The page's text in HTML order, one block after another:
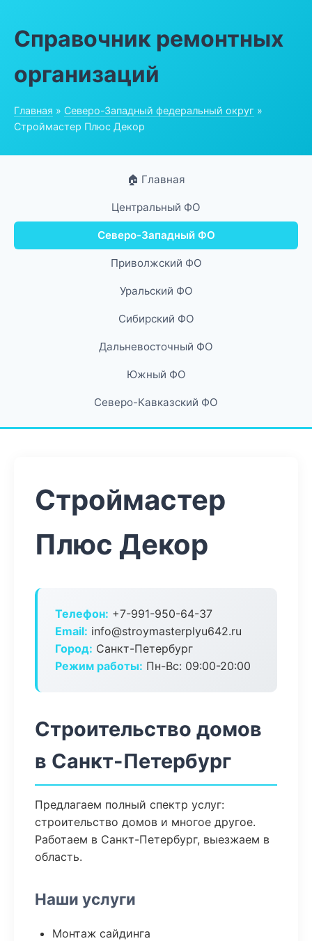
Справочник ремонтных
организаций
Главная » Северо-Западный федеральный округ »
Строймастер Плюс Декор
🏠 Главная
Центральный ФО
Северо-Западный ФО
Приволжский ФО
Уральский ФО
Сибирский ФО
Дальневосточный ФО
Южный ФО
Северо-Кавказский ФО
Строймастер
Плюс Декор
Телефон: +7-991-950-64-37
Email: info@stroymasterplyu642.ru
Город: Санкт-Петербург
Режим работы: Пн-Вс: 09:00-20:00
Строительство домов
в Санкт-Петербург
Предлагаем полный спектр услуг:
строительство домов и многое другое.
Работаем в Санкт-Петербург, выезжаем в
область.
Наши услуги
Монтаж сайдинга